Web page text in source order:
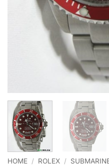
HOME / ROLEX /